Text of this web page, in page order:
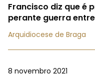
Francisco diz que é
perante guerra
Arquidiocese de Braga
8 novembro 2021